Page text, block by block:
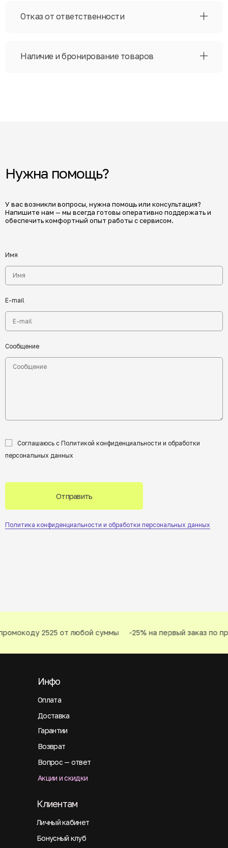
Отказ от ответственности
Наличие и бронирование товаров
Нужна помощь?
У вас возникли вопросы, нужна помощь или консультация?
Напишите нам — мы всегда готовы оперативно поддержать и
обеспечить комфортный опыт работы с сервисом.
Имя
E-mail
Сообщение
Соглашаюсь с Политикой конфиденциальности и обработки
персональных данных
Отправить
Политика конфиденциальности и обработки персональных данных
2525 от любой суммы -25% на первый заказ по
Оплата
Инфо
Доставка
Гарантии
Возврат
Вопрос — ответ
Акции и скидки
Личный кабинет
Клиентам
Бонусный клуб